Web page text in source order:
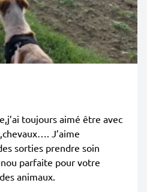
toujours aimé être avec
J’aime
sorties prendre soin
parfaite pour votre
animaux.